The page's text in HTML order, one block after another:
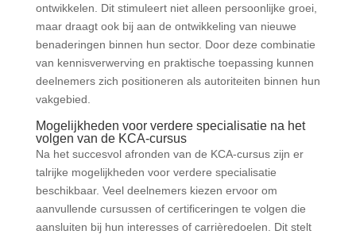
ontwikkelen. Dit stimuleert niet alleen persoonlijke groei,
maar draagt ook bij aan de ontwikkeling van nieuwe
benaderingen binnen hun sector. Door deze combinatie
van kennisverwerving en praktische toepassing kunnen
deelnemers zich positioneren als autoriteiten binnen hun
vakgebied.
Mogelijkheden voor verdere specialisatie na het
volgen van de KCA-cursus
Na het succesvol afronden van de KCA-cursus zijn er
talrijke mogelijkheden voor verdere specialisatie
beschikbaar. Veel deelnemers kiezen ervoor om
aanvullende cursussen of certificeringen te volgen die
aansluiten bij hun interesses of carrièredoelen. Dit stelt